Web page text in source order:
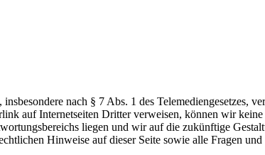
nach § 7 Abs. 1 des Telemediengesetzes,
auf Internetseiten Dritter verweisen, können wir
liegen und wir auf die zukünftige
Hinweise auf dieser Seite sowie alle Fragen